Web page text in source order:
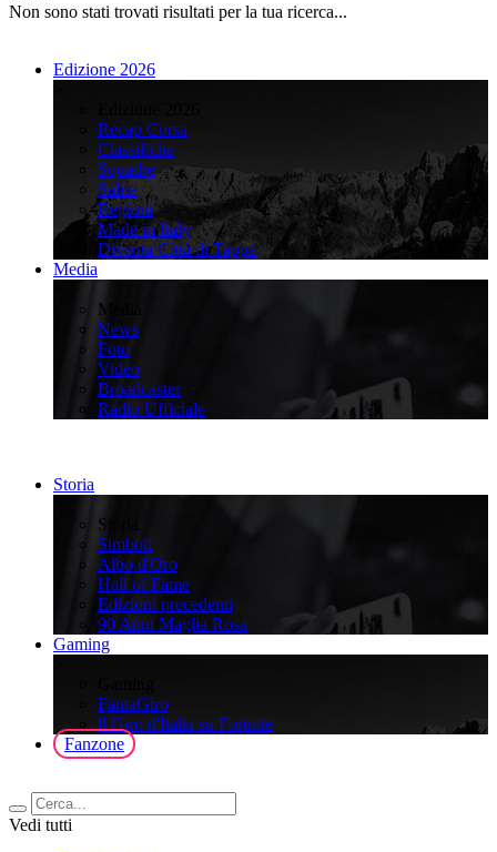
Non sono stati trovati risultati per la tua ricerca...
Edizione 2026
Recap Corsa
Classifiche
Squadre
Salite
Regioni
Made in Italy
Diventa Città di Tappa
Media
Media
News
Foto
Video
Broadcaster
Radio Ufficiale
Storia
Storia
Simboli
Albo d'Oro
Hall of Fame
Edizioni precedenti
90 Anni Maglia Rosa
Gaming
FantaGiro
ll Giro d'Italia su Fortnite
Fanzone
Vedi tutti